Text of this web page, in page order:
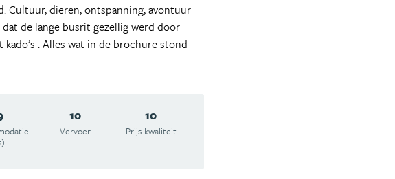
Cultuur, dieren, ontspanning, avontuur
de lange busrit gezellig werd door
. Alles wat in de brochure stond
10
Vervoer
10
Prijs-kwaliteit